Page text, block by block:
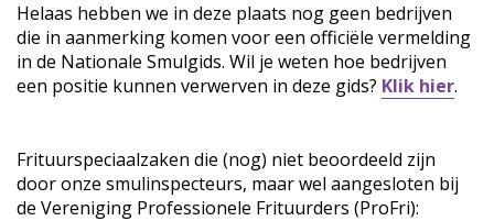
Helaas hebben we in deze plaats nog geen bedrijven
die in aanmerking komen voor een officiële vermelding
in de Nationale Smulgids. Wil je weten hoe bedrijven
een positie kunnen verwerven in deze gids? Klik hier.
Frituurspeciaalzaken die (nog) niet beoordeeld zijn
door onze smulinspecteurs, maar wel aangesloten bij
de Vereniging Professionele Frituurders (ProFri):